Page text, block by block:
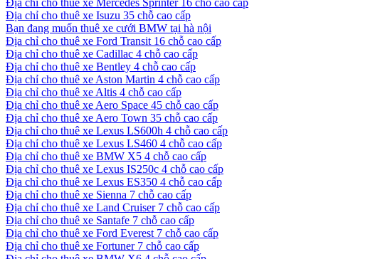
Địa chỉ cho thuê xe Mercedes Sprinter 16 chỗ cao cấp
Địa chỉ cho thuê xe Isuzu 35 chỗ cao cấp
Bạn đang muốn thuê xe cưới BMW tại hà nội
Địa chỉ cho thuê xe Ford Transit 16 chỗ cao cấp
Địa chỉ cho thuê xe Cadillac 4 chỗ cao cấp
Địa chỉ cho thuê xe Bentley 4 chỗ cao cấp
Địa chỉ cho thuê xe Aston Martin 4 chỗ cao cấp
Địa chỉ cho thuê xe Altis 4 chỗ cao cấp
Địa chỉ cho thuê xe Aero Space 45 chỗ cao cấp
Địa chỉ cho thuê xe Aero Town 35 chỗ cao cấp
Địa chỉ cho thuê xe Lexus LS600h 4 chỗ cao cấp
Địa chỉ cho thuê xe Lexus LS460 4 chỗ cao cấp
Địa chỉ cho thuê xe BMW X5 4 chỗ cao cấp
Địa chỉ cho thuê xe Lexus IS250c 4 chỗ cao cấp
Địa chỉ cho thuê xe Lexus ES350 4 chỗ cao cấp
Địa chỉ cho thuê xe Sienna 7 chỗ cao cấp
Địa chỉ cho thuê xe Land Cruiser 7 chỗ cao cấp
Địa chỉ cho thuê xe Santafe 7 chỗ cao cấp
Địa chỉ cho thuê xe Ford Everest 7 chỗ cao cấp
Địa chỉ cho thuê xe Fortuner 7 chỗ cao cấp